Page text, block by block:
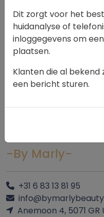
-By Marly-
+31 6 83 13 81 95
Anemoon 4, 5071 GR
Dit zorgt voor het
huidanalyse of
inloggegevens om
plaatsen.
Klanten die al bekend
een bericht sturen.